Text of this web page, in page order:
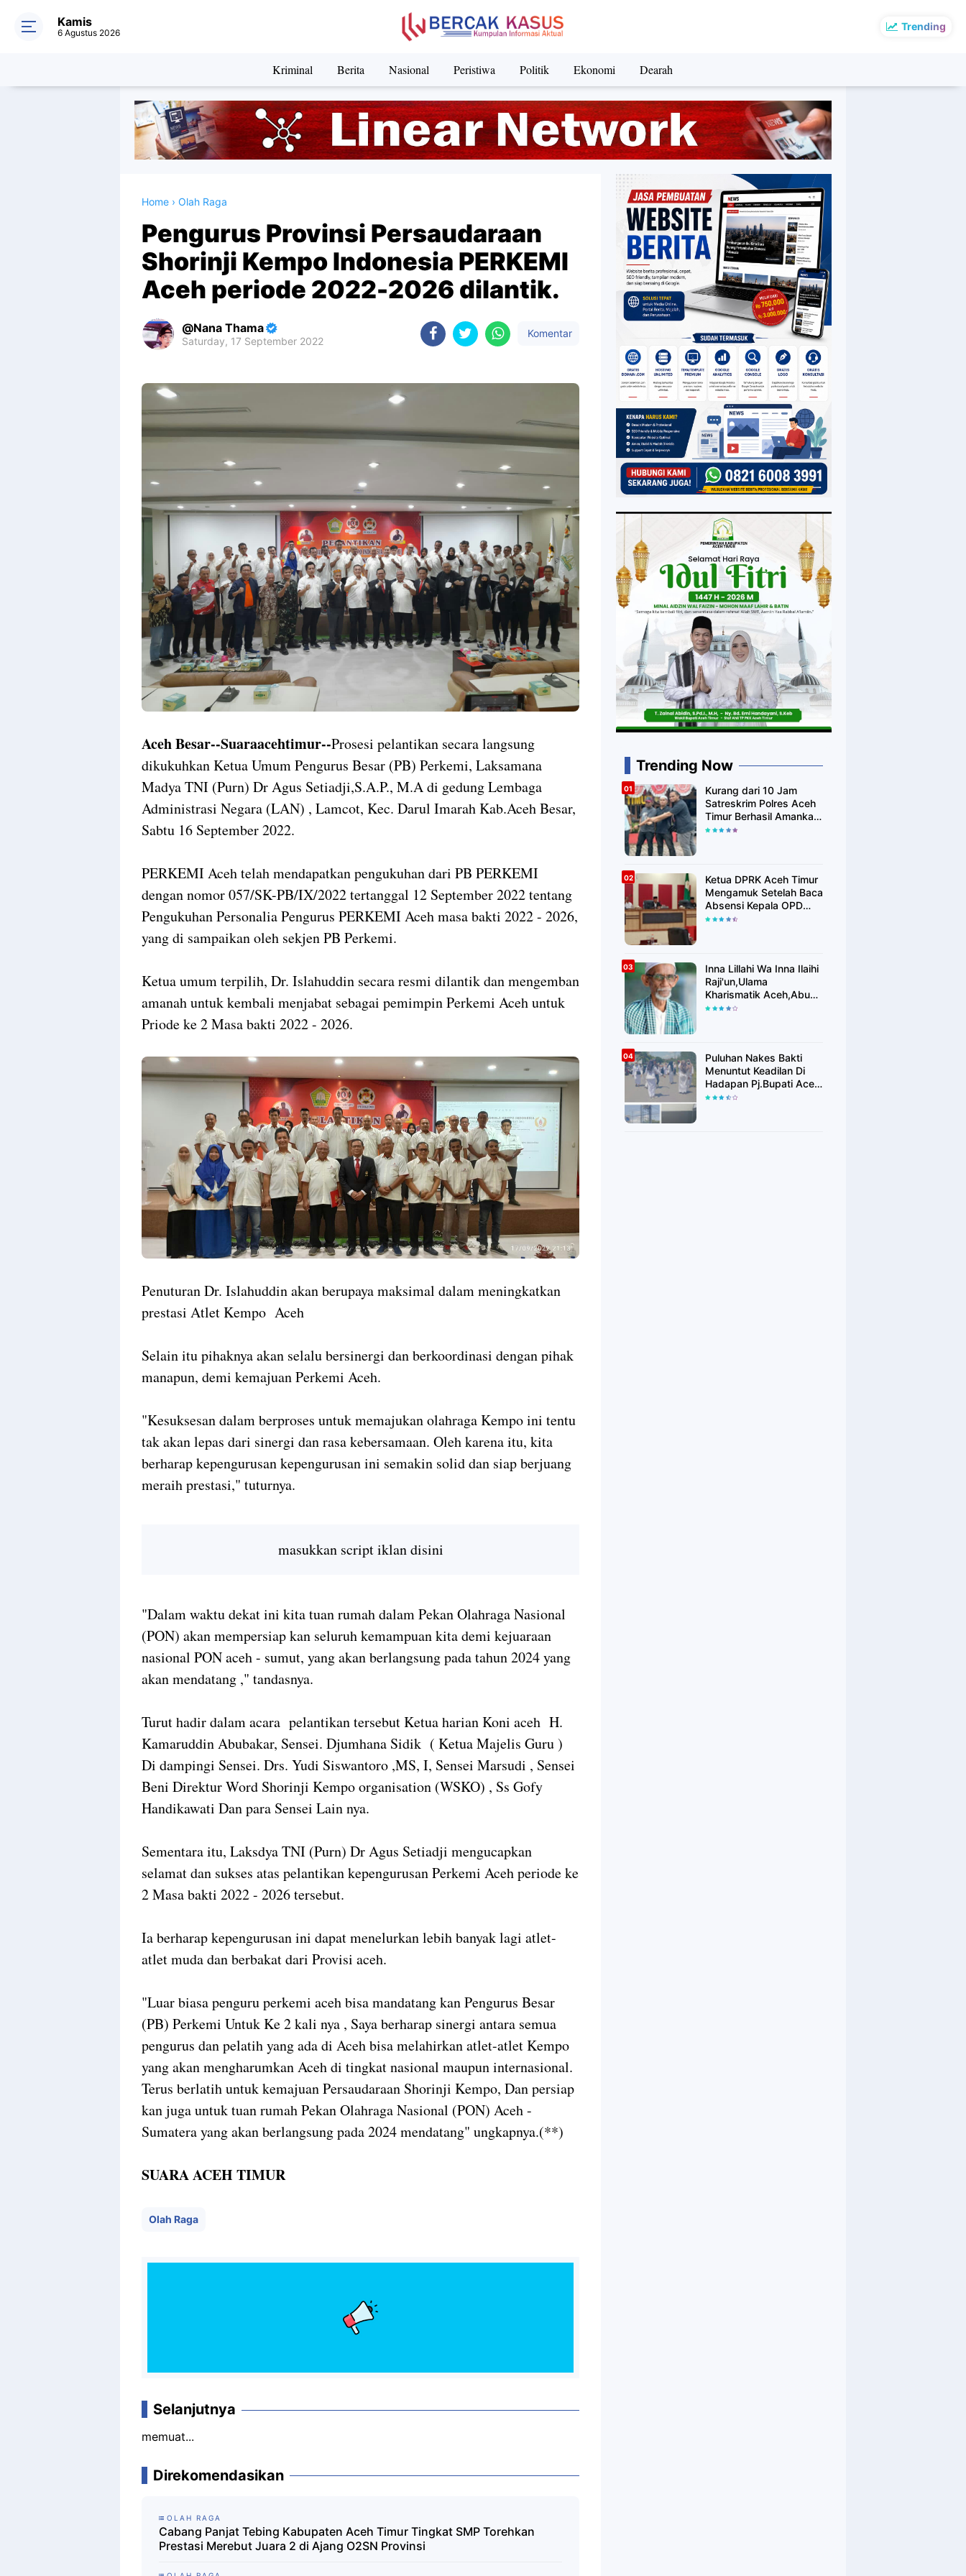
Trending
Kamis
6 Agustus 2026
Kriminal Berita Nasional Peristiwa Politik Ekonomi Dearah
Home › Olah Raga
Pengurus Provinsi Persaudaraan
Shorinji Kempo Indonesia PERKEMI
Aceh periode 2022-2026 dilantik.
Nana Thama
Saturday, 17 September 2022
Komentar
Aceh Besar--Suaraacehtimur--Prosesi pelantikan secara langsung
dikukuhkan Ketua Umum Pengurus Besar (PB) Perkemi, Laksamana
Madya TNI (Purn) Dr Agus Setiadji,S.A.P., M.A di gedung Lembaga
Administrasi Negara (LAN) , Lamcot, Kec. Darul Imarah Kab.Aceh Besar,
Sabtu 16 September 2022.
PERKEMI Aceh telah mendapatkan pengukuhan dari PB PERKEMI
dengan nomor 057/SK-PB/IX/2022 tertanggal 12 September 2022 tentang
Pengukuhan Personalia Pengurus PERKEMI Aceh masa bakti 2022 - 2026,
yang di sampaikan oleh sekjen PB Perkemi.
Ketua umum terpilih, Dr. Islahuddin secara resmi dilantik dan mengemban
amanah untuk kembali menjabat sebagai pemimpin Perkemi Aceh untuk
Priode ke 2 Masa bakti 2022 - 2026.
Penuturan Dr. Islahuddin akan berupaya maksimal dalam meningkatkan
prestasi Atlet Kempo Aceh
Selain itu pihaknya akan selalu bersinergi dan berkoordinasi dengan pihak
manapun, demi kemajuan Perkemi Aceh.
"Kesuksesan dalam berproses untuk memajukan olahraga Kempo ini tentu
tak akan lepas dari sinergi dan rasa kebersamaan. Oleh karena itu, kita
berharap kepengurusan kepengurusan ini semakin solid dan siap berjuang
meraih prestasi," tuturnya.
masukkan script iklan disini
"Dalam waktu dekat ini kita tuan rumah dalam Pekan Olahraga Nasional
(PON) akan mempersiap kan seluruh kemampuan kita demi kejuaraan
nasional PON aceh - sumut, yang akan berlangsung pada tahun 2024 yang
akan mendatang ," tandasnya.
Turut hadir dalam acara pelantikan tersebut Ketua harian Koni aceh H.
Kamaruddin Abubakar, Sensei. Djumhana Sidik ( Ketua Majelis Guru )
Di dampingi Sensei. Drs. Yudi Siswantoro ,MS, I, Sensei Marsudi , Sensei
Beni Direktur Word Shorinji Kempo organisation (WSKO) , Ss Gofy
Handikawati Dan para Sensei Lain nya.
Sementara itu, Laksdya TNI (Purn) Dr Agus Setiadji mengucapkan
selamat dan sukses atas pelantikan kepengurusan Perkemi Aceh periode ke
2 Masa bakti 2022 - 2026 tersebut.
Ia berharap kepengurusan ini dapat menelurkan lebih banyak lagi atlet-
atlet muda dan berbakat dari Provisi aceh.
"Luar biasa penguru perkemi aceh bisa mandatang kan Pengurus Besar
(PB) Perkemi Untuk Ke 2 kali nya , Saya berharap sinergi antara semua
pengurus dan pelatih yang ada di Aceh bisa melahirkan atlet-atlet Kempo
yang akan mengharumkan Aceh di tingkat nasional maupun internasional.
Terus berlatih untuk kemajuan Persaudaraan Shorinji Kempo, Dan persiap
kan juga untuk tuan rumah Pekan Olahraga Nasional (PON) Aceh -
Sumatera yang akan berlangsung pada 2024 mendatang" ungkapnya.(**)
SUARA ACEH TIMUR
Olah Raga
Selanjutnya
memuat...
Direkomendasikan
OLAH RAGA
Cabang Panjat Tebing Kabupaten Aceh Timur Tingkat SMP Torehkan
Prestasi Merebut Juara 2 di Ajang O2SN Provinsi
Trending Now
Kurang dari 10 Jam
Satreskrim Polres Aceh
Timur Berhasil Amankan
Diduga Pelaku
Ketua DPRK Aceh Timur
Mengamuk Setelah Baca
Absensi Kepala OPD
Banyak Yang Tidak
Inna Lillahi Wa Inna Ilaihi
Raji'un,Ulama
Kharismatik Aceh,Abu
Tu Min Blang Bladeh
Puluhan Nakes Bakti
Menuntut Keadilan Di
Hadapan Pj.Bupati Aceh
Timur